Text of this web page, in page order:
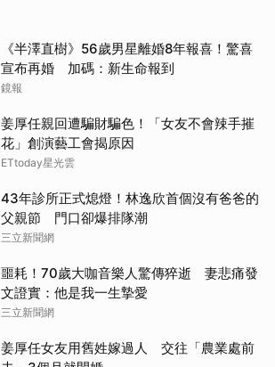
《半澤直樹》56歲男星離婚8年報喜！驚喜
宣布再婚 加碼：新生命報到
鏡報
姜厚任親回遭騙財騙色！「女友不會辣手摧
花」創演藝工會揭原因
ETtoday星光雲
43年診所正式熄燈！林逸欣首個沒有爸爸的
父親節 門口卻爆排隊潮
三立新聞網
噩耗！70歲大咖音樂人驚傳猝逝 妻悲痛發
文證實：他是我一生摯愛
三立新聞網
姜厚任女友用舊姓嫁過人 交往「農業處前